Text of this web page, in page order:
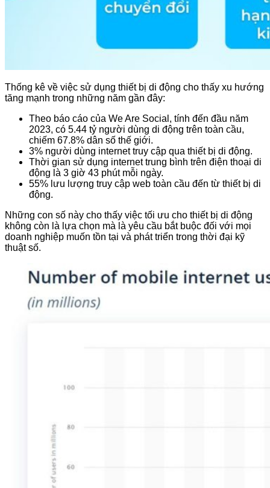
Thống kê về việc sử dụng thiết bị di động cho thấy xu hướng
tăng mạnh trong những năm gần đây:
Theo báo cáo của We Are Social, tính đến đầu năm
2023, có 5.44 tỷ người dùng di động trên toàn cầu,
chiếm 67.8% dân số thế giới.
3% người dùng internet truy cập qua thiết bị di động.
Thời gian sử dụng internet trung bình trên điện thoại di
động là 3 giờ 43 phút mỗi ngày.
55% lưu lượng truy cập web toàn cầu đến từ thiết bị di
động.
Những con số này cho thấy việc tối ưu cho thiết bị di động
không còn là lựa chọn mà là yêu cầu bắt buộc đối với mọi
doanh nghiệp muốn tồn tại và phát triển trong thời đại kỹ
thuật số.